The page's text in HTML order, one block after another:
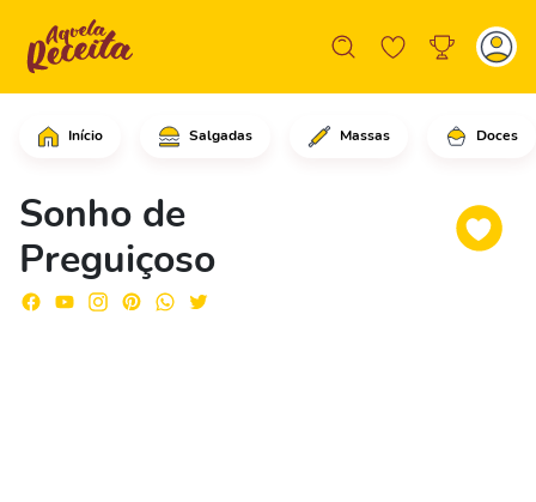
Início Salgadas Massas Doces
Sonho de
Preguiçoso
Em uma panela com óleo quente,